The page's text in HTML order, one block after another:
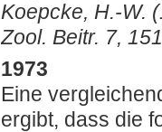
Koepcke, H.-W.
Zool. Beitr. 7,
1973
Eine
ergibt, dass die